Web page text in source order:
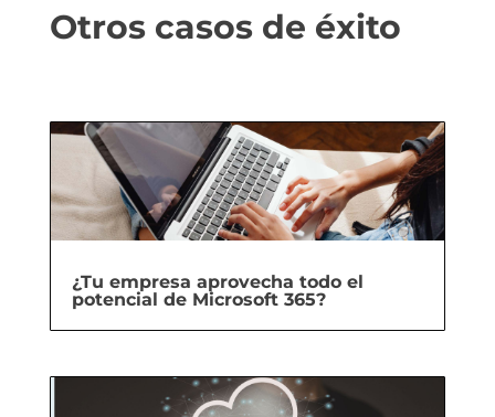
Otros casos de éxito
¿Tu empresa aprovecha todo el
potencial de Microsoft 365?